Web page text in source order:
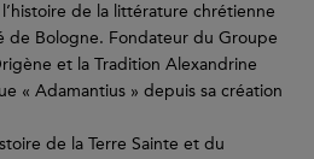
de la littérature chrétienne
de Bologne. Fondateur du Groupe
et la Tradition Alexandrine
« Adamantius » depuis sa création
de la Terre Sainte et du